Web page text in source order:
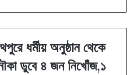
ধর্মীয় অনুষ্ঠান থেকে
ডুবে ৪ জন নিখোঁজ,১